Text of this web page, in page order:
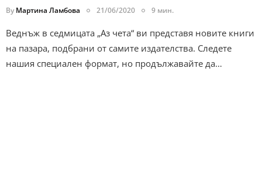
By Мартина Ламбова 21/06/2020 9 мин.
Веднъж в седмицата „Аз чета“ ви представя новите книги
на пазара, подбрани от самите издателства. Следете
нашия специален формат, но продължавайте да…